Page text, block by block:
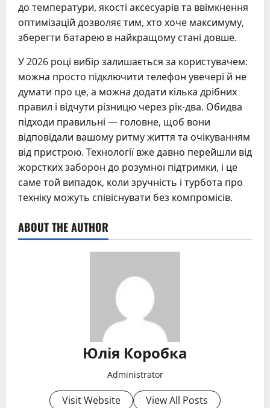
до температури, якості аксесуарів та ввімкнення
оптимізацій дозволяє тим, хто хоче максимуму,
зберегти батарею в найкращому стані довше.
У 2026 році вибір залишається за користувачем:
можна просто підключити телефон увечері й не
думати про це, а можна додати кілька дрібних
правил і відчути різницю через рік-два. Обидва
підходи правильні — головне, щоб вони
відповідали вашому ритму життя та очікуванням
від пристрою. Технології вже давно перейшли від
жорстких заборон до розумної підтримки, і це
саме той випадок, коли зручність і турбота про
техніку можуть співіснувати без компромісів.
ABOUT THE AUTHOR
Юлія Коробка
Administrator
Visit Website View All Posts